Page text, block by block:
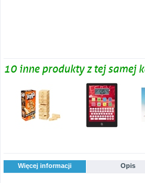
10 inne produkty z tej samej
Więcej informacji Opis